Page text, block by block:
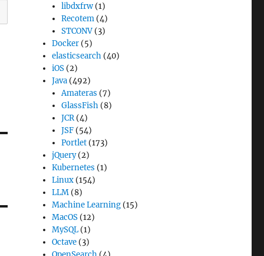
libdxfrw (1)
Recotem (4)
STCONV (3)
Docker (5)
elasticsearch (40)
iOS (2)
Java (492)
Amateras (7)
GlassFish (8)
JCR(4)
JSF (54)
Portlet (173)
jQuery(2)
Kubernetes (1)
Linux (154)
LLM (8)
Machine Learning (15)
MacOS (12)
MySQL (1)
Octave (3)